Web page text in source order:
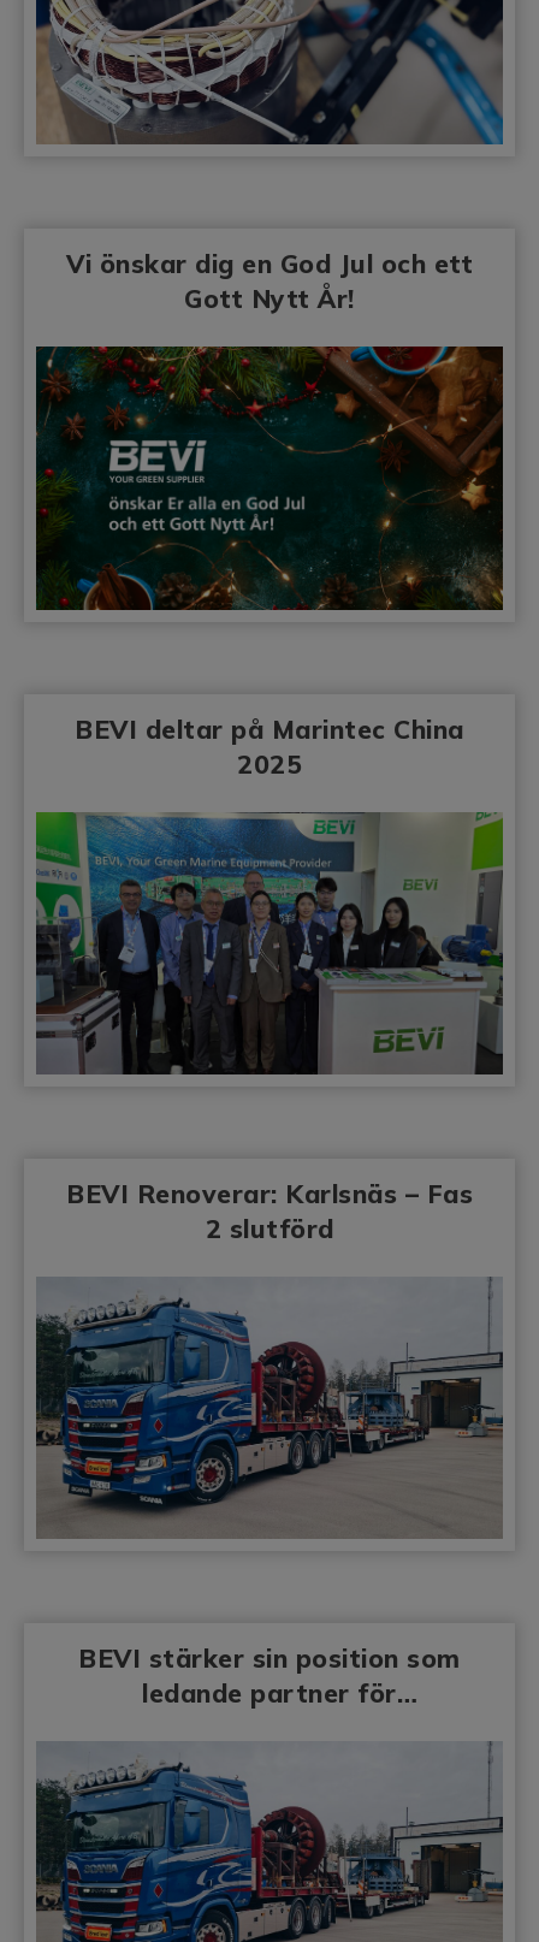
Vi önskar dig en God Jul och ett
Gott Nytt År!
BEVI deltar på Marintec China
2025
BEVI Renoverar: Karlsnäs – Fas
2 slutförd
BEVI stärker sin position som
ledande partner för